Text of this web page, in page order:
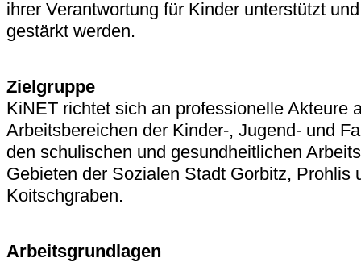
ihrer Verantwortung für Kinder unterstützt und
gestärkt werden.
Zielgruppe
KiNET richtet sich an professionelle Akteure
Arbeitsbereichen der Kinder-, Jugend- und
den schulischen und gesundheitlichen
Gebieten der Sozialen Stadt Gorbitz, Prohlis
Koitschgraben.
Arbeitsgrundlagen